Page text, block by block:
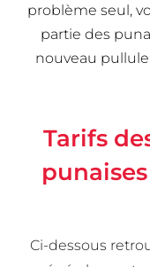
problème seul,
partie des
nouveau
Tarifs
Ci-dessous